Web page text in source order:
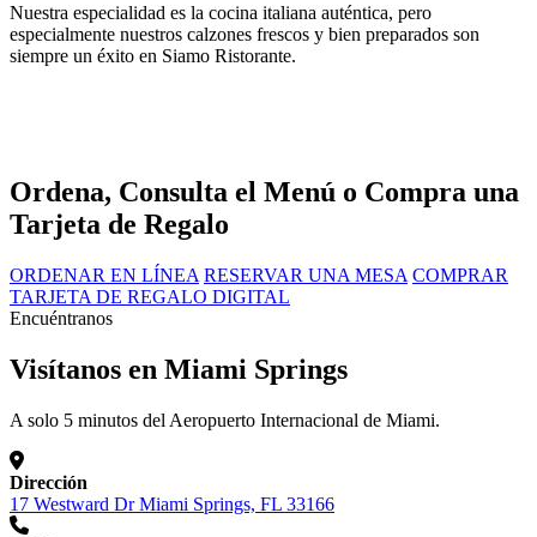
Nuestra especialidad es la cocina italiana auténtica, pero
especialmente nuestros calzones frescos y bien preparados son
siempre un éxito en Siamo Ristorante.
Ordena, Consulta el Menú o Compra una
Tarjeta de Regalo
ORDENAR EN LÍNEA RESERVAR UNA MESA COMPRAR
TARJETA DE REGALO DIGITAL
Encuéntranos
Visítanos en Miami Springs
A solo 5 minutos del Aeropuerto Internacional de Miami.
Dirección
17 Westward Dr Miami Springs, FL 33166